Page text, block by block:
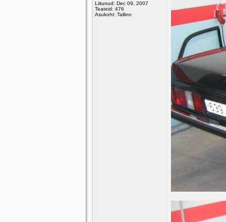
Liitunud: Dec 09, 2007
Teateid: 476
Asukoht: Tallinn